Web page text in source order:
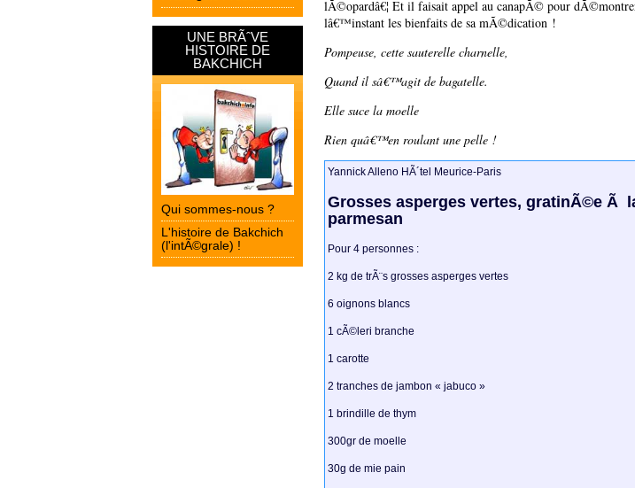
UNE BRÃˆVE
HISTOIRE DE
BAKCHICH
Qui sommes-nous ?
L'histoire de Bakchich
(l'intÃ©grale) !
lÃ©opardâ€¦ Et il faisait appel au canapÃ© pour
lâ€™instant les bienfaits de sa mÃ©dication !
Pompeuse, cette sauterelle charnelle,
Quand il sâ€™agit de bagatelle.
Elle suce la moelle
Rien quâ€™en roulant une pelle !
Yannick Alleno HÃ´tel Meurice-Paris
Grosses asperges vertes, gratinÃ©e Ã
parmesan
Pour 4 personnes :
2 kg de trÃ¨s grosses asperges vertes
6 oignons blancs
1 cÃ©leri branche
1 carotte
2 tranches de jambon « jabuco »
1 brindille de thym
300gr de moelle
30g de mie pain